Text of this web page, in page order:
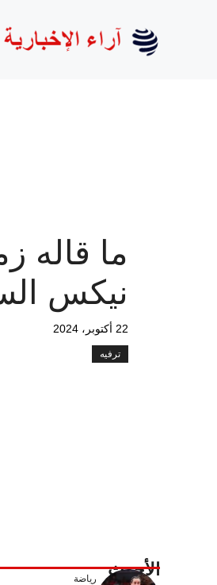
ما قاله
نيكس
22 أكتوبر، 2024
ترفيه
الأحدث رياضة